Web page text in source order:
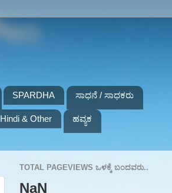
SPARDHA ಸಾಧನೆ / ಸಾಧಕರು
Hindi & Other ಹವ್ಯಕ
TOTAL PAGEVIEWS ಒಳಕ್ಕೆ ಬಂದವರು..
NaN